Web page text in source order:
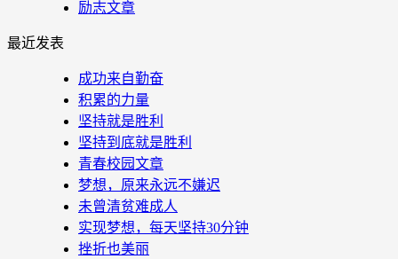
励志文章
最近发表
成功来自勤奋
积累的力量
坚持就是胜利
坚持到底就是胜利
青春校园文章
梦想，原来永远不嫌迟
未曾清贫难成人
实现梦想，每天坚持30分钟
挫折也美丽